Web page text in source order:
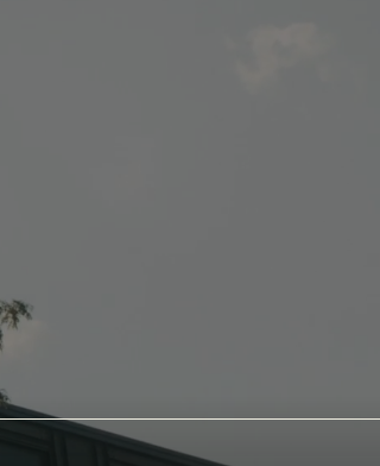
Soumettre